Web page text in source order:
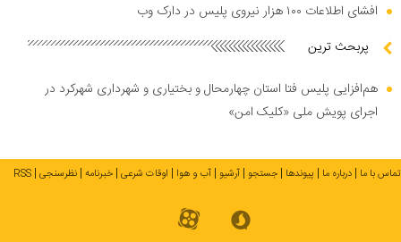
افشای اطلاعات ۱۰۰ هزار نیروی پلیس در دارک وب
پربحث ترین
هم‌افزایی پلیس فتا استان چهارمحال و بختیاری و شهرداری شهرکرد در
اجرای پویش ملی «کلیک امن»
تماس با ما درباره ما پیوندها جستجو آرشیو آب و هوا اوقات شرعی خبرنامه نظرسنجی RSS